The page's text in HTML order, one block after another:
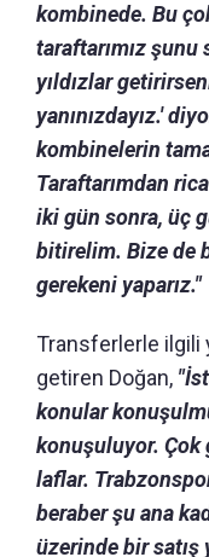
kombinede. Bu
taraftarımız
yıldızlar
yanınızdayız.'
kombinelerin
Taraftarımdan
iki gün sonra, üç
bitirelim. Bize de
gerekeni yaparız."
Transferlerle ilgili
getiren Doğan,
konular
konuşuluyor. Çok
laflar.
beraber şu ana
üzerinde bir satış